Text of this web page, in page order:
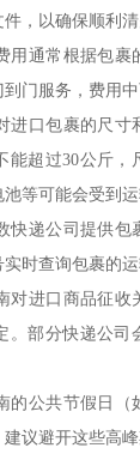
，以确保顺利清
用通常根据包裹
门服务，费用
进口包裹的尺
能超过30公斤，
等可能会受到运
快递公司提供包
时查询包裹的运
对进口商品征
。部分快递公司
的公共节假日
议避开这些高峰